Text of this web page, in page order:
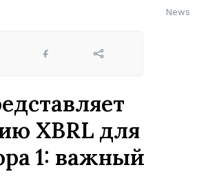
News
Facebook Share
XBRL для
1: важный